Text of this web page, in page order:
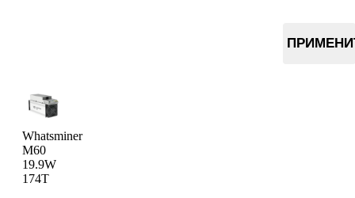
Whatsminer
M60
19.9W
174T